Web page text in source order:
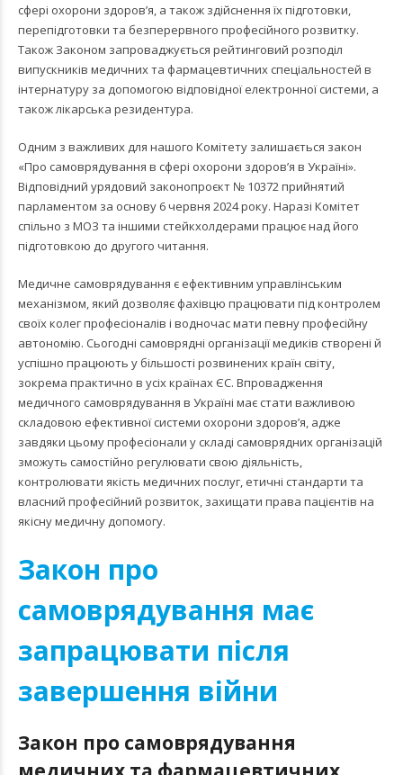
сфері охорони здоров’я, а також здійснення їх підготовки,
перепідготовки та безперервного професійного розвитку.
Також Законом запроваджується рейтинговий розподіл
випускників медичних та фармацевтичних спеціальностей в
інтернатуру за допомогою відповідної електронної системи, а
також лікарська резидентура.
Одним з важливих для нашого Комітету залишається закон
«Про самоврядування в сфері охорони здоров’я в Україні».
Відповідний урядовий законопроєкт № 10372 прийнятий
парламентом за основу 6 червня 2024 року. Наразі Комітет
спільно з МОЗ та іншими стейкхолдерами працює над його
підготовкою до другого читання.
Медичне самоврядування є ефективним управлінським
механізмом, який дозволяє фахівцю працювати під контролем
своїх колег професіоналів і водночас мати певну професійну
автономію. Сьогодні самоврядні організації медиків створені й
успішно працюють у більшості розвинених країн світу,
зокрема практично в усіх країнах ЄС. Впровадження
медичного самоврядування в Україні має стати важливою
складовою ефективної системи охорони здоров’я, адже
завдяки цьому професіонали у складі самоврядних організацій
зможуть самостійно регулювати свою діяльність,
контролювати якість медичних послуг, етичні стандарти та
власний професійний розвиток, захищати права пацієнтів на
якісну медичну допомогу.
Закон про
самоврядування має
запрацювати після
завершення війни
Закон про самоврядування